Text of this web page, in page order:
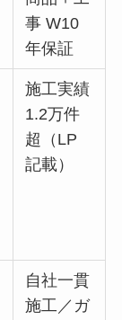
事 W10
年保証
施工実績
1.2万件
超（LP
記載）
自社一貫
施工／ガ